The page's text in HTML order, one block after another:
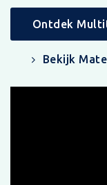
Ontdek
Bekijk